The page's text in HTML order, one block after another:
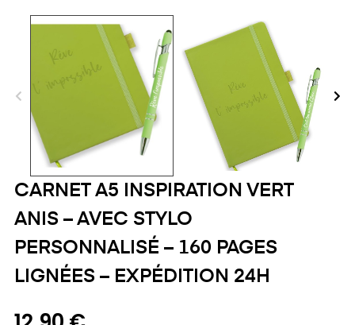
CARNET A5 INSPIRATION VERT
ANIS – AVEC STYLO
PERSONNALISÉ – 160 PAGES
LIGNÉES – EXPÉDITION 24H